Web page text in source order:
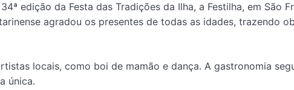
edição da Festa das Tradições da Ilha, a Festilha, em São
agradou os presentes de todas as idades, trazendo
locais, como boi de mamão e dança. A gastronomia
única.